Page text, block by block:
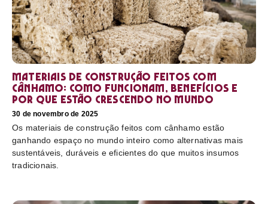
Materiais de construção feitos com
cânhamo: como funcionam, benefícios e
por que estão crescendo no mundo
30 de novembro de 2025
Os materiais de construção feitos com cânhamo estão
ganhando espaço no mundo inteiro como alternativas mais
sustentáveis, duráveis e eficientes do que muitos insumos
tradicionais.